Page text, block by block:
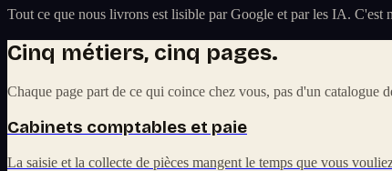
Tout ce que nous livrons est lisible par Google et par les IA. C'est
Cinq métiers, cinq pages.
Chaque page part de ce qui coince chez vous, pas d'un catalogue
Cabinets comptables et paie
La saisie et la collecte de pièces mangent le temps que vous